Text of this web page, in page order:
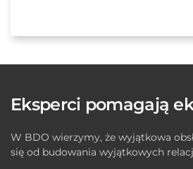
Eksperci pomagają
W BDO wierzymy, że wyjątkowa
się od budowania wyjątkowych